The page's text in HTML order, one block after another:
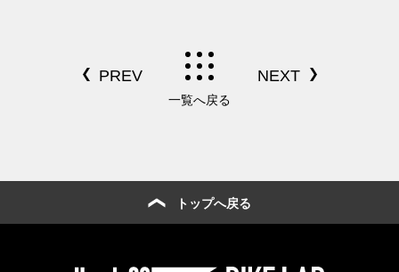
一覧へ戻る
トップへ戻る